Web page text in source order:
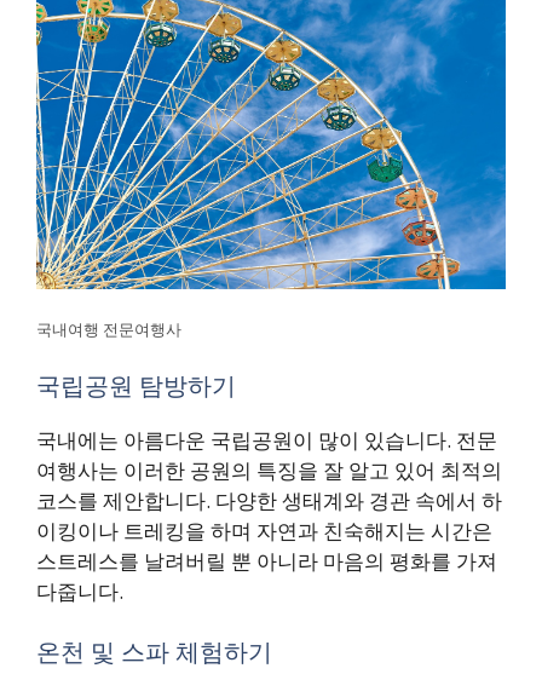
국내여행 전문여행사
국립공원 탐방하기
국내에는 아름다운 국립공원이 많이 있습니다. 전문
여행사는 이러한 공원의 특징을 잘 알고 있어 최적의
코스를 제안합니다. 다양한 생태계와 경관 속에서 하
이킹이나 트레킹을 하며 자연과 친숙해지는 시간은
스트레스를 날려버릴 뿐 아니라 마음의 평화를 가져
다줍니다.
온천 및 스파 체험하기